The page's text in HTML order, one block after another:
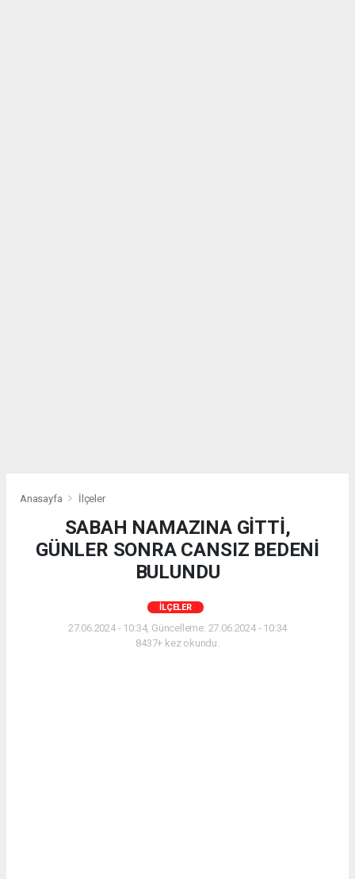
Anasayfa İlçeler
SABAH NAMAZINA GİTTİ,
GÜNLER SONRA CANSIZ BEDENİ
BULUNDU
İLÇELER
27.06.2024 - 10:34, Güncelleme: 27.06.2024 - 10:34
8437+ kez okundu.